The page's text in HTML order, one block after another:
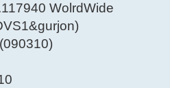
WolrdWide